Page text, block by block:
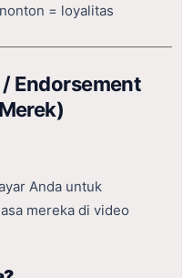
= loyalitas
Endorsement
Anda untuk
mereka di video